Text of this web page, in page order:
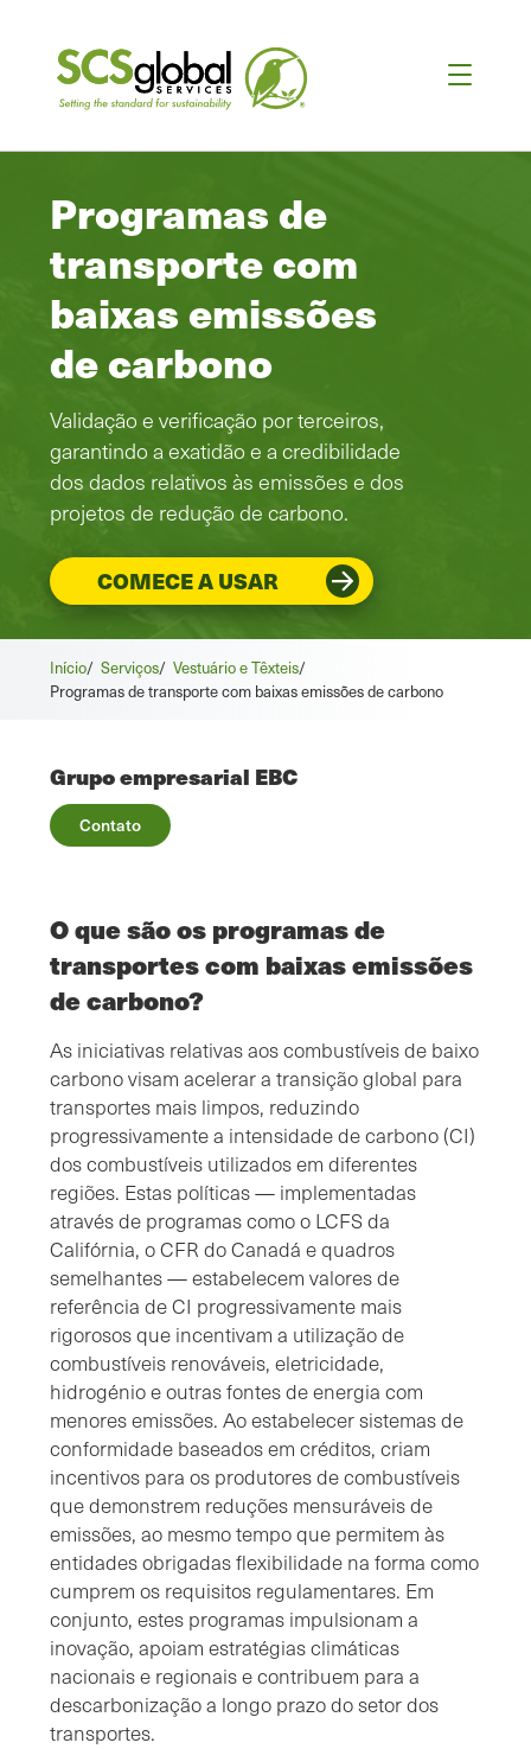
Programas de
transporte com
baixas emissões
de carbono
Validação e verificação por terceiros,
garantindo a exatidão e a credibilidade
dos dados relativos às emissões e dos
projetos de redução de carbono.
COMECE A USAR
Início/ Serviços/ Vestuário e Têxteis/
Programas de transporte com baixas emissões de carbono
Grupo empresarial EBC
Contato
O que são os programas de
transportes com baixas emissões
de carbono?
As iniciativas relativas aos combustíveis de baixo
carbono visam acelerar a transição global para
transportes mais limpos, reduzindo
progressivamente a intensidade de carbono (CI)
dos combustíveis utilizados em diferentes
regiões. Estas políticas — implementadas
através de programas como o LCFS da
Califórnia, o CFR do Canadá e quadros
semelhantes — estabelecem valores de
referência de CI progressivamente mais
rigorosos que incentivam a utilização de
combustíveis renováveis, eletricidade,
hidrogénio e outras fontes de energia com
menores emissões. Ao estabelecer sistemas de
conformidade baseados em créditos, criam
incentivos para os produtores de combustíveis
que demonstrem reduções mensuráveis de
emissões, ao mesmo tempo que permitem às
entidades obrigadas flexibilidade na forma como
cumprem os requisitos regulamentares. Em
conjunto, estes programas impulsionam a
inovação, apoiam estratégias climáticas
nacionais e regionais e contribuem para a
descarbonização a longo prazo do setor dos
transportes.